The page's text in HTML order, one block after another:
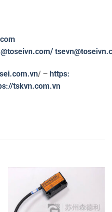
/ – https:
tskvn.com.vn